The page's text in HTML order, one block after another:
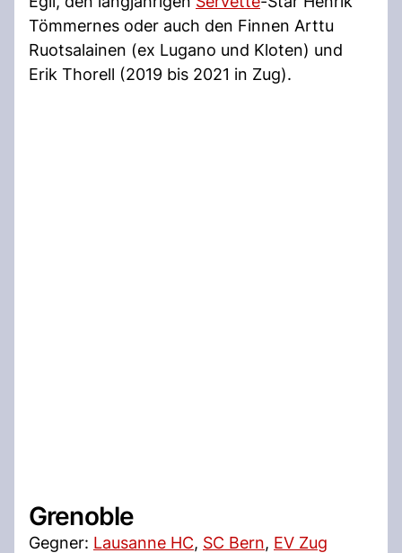
Tömmernes oder auch den Finnen Arttu
Ruotsalainen (ex Lugano und Kloten) und
Erik Thorell (2019 bis 2021 in Zug).
Grenoble
Gegner: Lausanne HC, SC Bern, EV Zug